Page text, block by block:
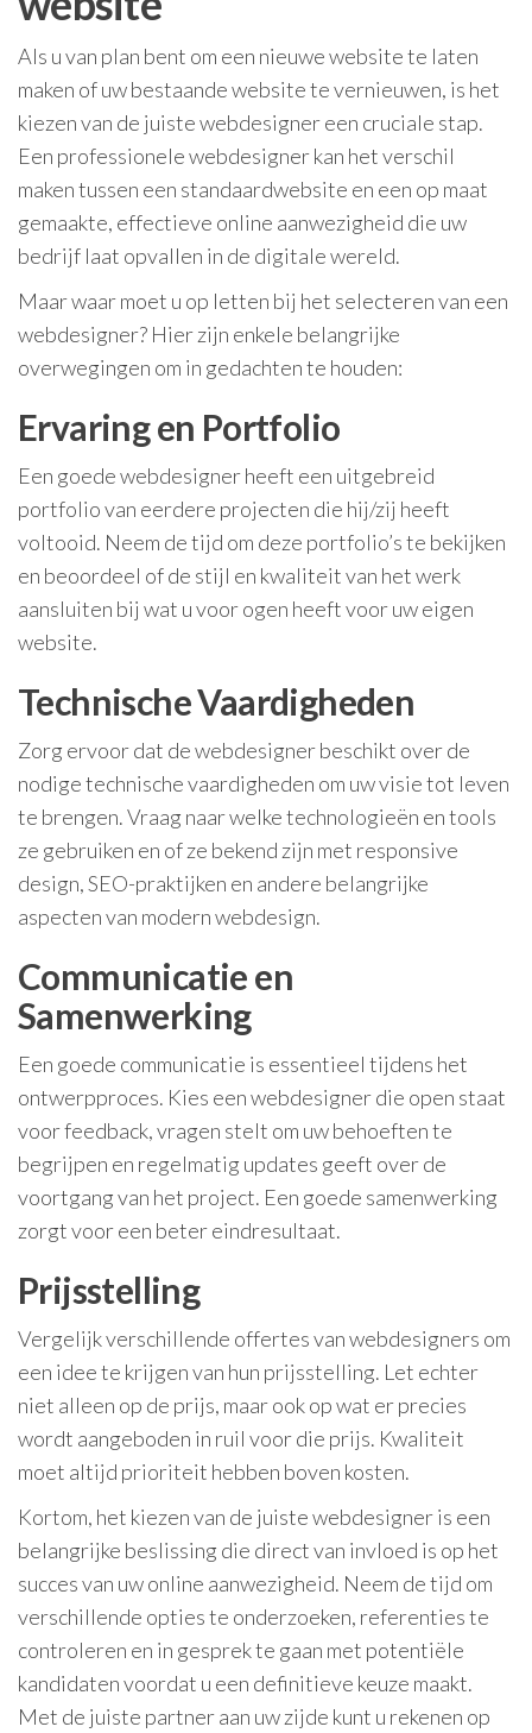
Als u van plan bent om een nieuwe website te laten
maken of uw bestaande website te vernieuwen, is het
kiezen van de juiste webdesigner een cruciale stap.
Een professionele webdesigner kan het verschil
maken tussen een standaardwebsite en een op maat
gemaakte, effectieve online aanwezigheid die uw
bedrijf laat opvallen in de digitale wereld.
Maar waar moet u op letten bij het selecteren van een
webdesigner? Hier zijn enkele belangrijke
overwegingen om in gedachten te houden:
Ervaring en Portfolio
Een goede webdesigner heeft een uitgebreid
portfolio van eerdere projecten die hij/zij heeft
voltooid. Neem de tijd om deze portfolio’s te bekijken
en beoordeel of de stijl en kwaliteit van het werk
aansluiten bij wat u voor ogen heeft voor uw eigen
website.
Technische Vaardigheden
Zorg ervoor dat de webdesigner beschikt over de
nodige technische vaardigheden om uw visie tot leven
te brengen. Vraag naar welke technologieën en tools
ze gebruiken en of ze bekend zijn met responsive
design, SEO-praktijken en andere belangrijke
aspecten van modern webdesign.
Communicatie en
Samenwerking
Een goede communicatie is essentieel tijdens het
ontwerpproces. Kies een webdesigner die open staat
voor feedback, vragen stelt om uw behoeften te
begrijpen en regelmatig updates geeft over de
voortgang van het project. Een goede samenwerking
zorgt voor een beter eindresultaat.
Prijsstelling
Vergelijk verschillende offertes van webdesigners om
een idee te krijgen van hun prijsstelling. Let echter
niet alleen op de prijs, maar ook op wat er precies
wordt aangeboden in ruil voor die prijs. Kwaliteit
moet altijd prioriteit hebben boven kosten.
Kortom, het kiezen van de juiste webdesigner is een
belangrijke beslissing die direct van invloed is op het
succes van uw online aanwezigheid. Neem de tijd om
verschillende opties te onderzoeken, referenties te
controleren en in gesprek te gaan met potentiële
kandidaten voordat u een definitieve keuze maakt.
Met de juiste partner aan uw zijde kunt u rekenen op